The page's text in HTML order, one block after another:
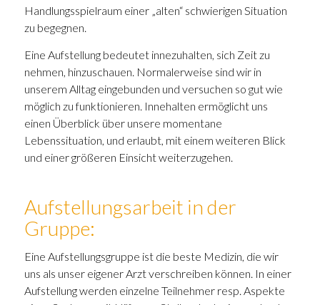
Handlungsspielraum einer „alten“ schwierigen Situation
zu begegnen.
Eine Aufstellung bedeutet innezuhalten, sich Zeit zu
nehmen, hinzuschauen. Normalerweise sind wir in
unserem Alltag eingebunden und versuchen so gut wie
möglich zu funktionieren. Innehalten ermöglicht uns
einen Überblick über unsere momentane
Lebenssituation, und erlaubt, mit einem weiteren Blick
und einer größeren Einsicht weiterzugehen.
Aufstellungsarbeit in der
Gruppe:
Eine Aufstellungsgruppe ist die beste Medizin, die wir
uns als unser eigener Arzt verschreiben können. In einer
Aufstellung werden einzelne Teilnehmer resp. Aspekte